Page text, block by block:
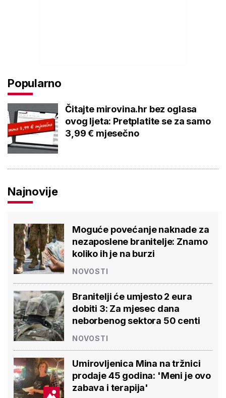
Popularno
Čitajte mirovina.hr bez oglasa
ovog ljeta: Pretplatite se za samo
3,99 € mjesečno
Najnovije
Moguće povećanje naknade za
nezaposlene branitelje: Znamo
koliko ih je na burzi
NOVOSTI
Branitelji će umjesto 2 eura
dobiti 3: Za mjesec dana
neborbenog sektora 50 centi
NOVOSTI
Umirovljenica Mina na tržnici
prodaje 45 godina: 'Meni je ovo
zabava i terapija'